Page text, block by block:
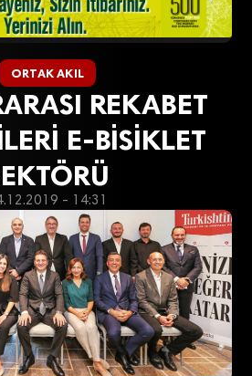
ORTAK AKIL
REKABET
E-BİSİKLET
- 14:31